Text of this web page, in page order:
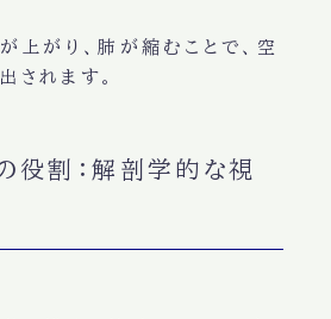
上がり、肺が縮むことで、 空
されます 。
割：解剖学的な視